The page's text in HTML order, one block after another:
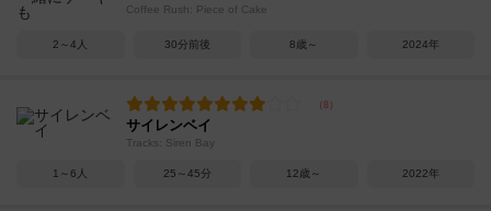
Coffee Rush: Piece of Cake
2～4人 30分前後 8歳～ 2024年
サイレンベイ
Tracks: Siren Bay
1～6人 25～45分 12歳～ 2022年